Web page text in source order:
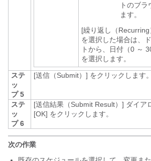
トのブラ
ます。
[繰り返し（Recurring
を選択した場合は、
トから、日付（0 ～
を選択します。
ステ
ッ
プ 5
[送信（Submit）] をクリックします。
ステ
ッ
プ 6
[送信結果（Submit Result）] ダイア
[OK] をクリックします。
次の作業